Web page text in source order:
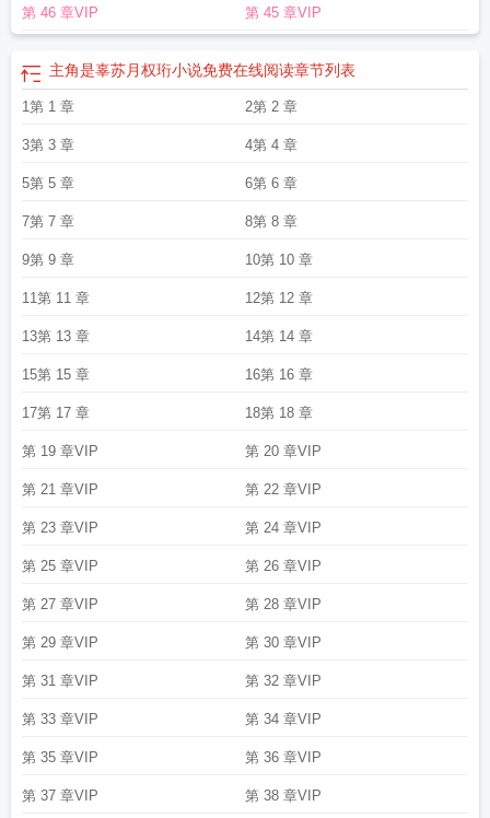
第 46 章VIP 第 45 章VIP
主角是辜苏月权珩小说免费在线阅读章节列表
1第 1 章 2第 2 章
3第 3 章 4第 4 章
5第 5 章 6第 6 章
7第 7 章 8第 8 章
9第 9 章 10第 10 章
11第 11 章 12第 12 章
13第 13 章 14第 14 章
15第 15 章 16第 16 章
17第 17 章 18第 18 章
第 19 章VIP 第 20 章VIP
第 21 章VIP 第 22 章VIP
第 23 章VIP 第 24 章VIP
第 25 章VIP 第 26 章VIP
第 27 章VIP 第 28 章VIP
第 29 章VIP 第 30 章VIP
第 31 章VIP 第 32 章VIP
第 33 章VIP 第 34 章VIP
第 35 章VIP 第 36 章VIP
第 37 章VIP 第 38 章VIP